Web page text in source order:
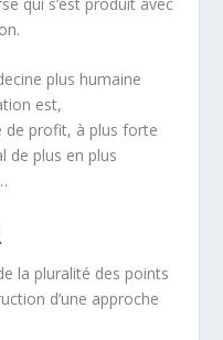
plus humaine
est,
profit, à plus forte
de plus en plus
la pluralité des points
d’une approche